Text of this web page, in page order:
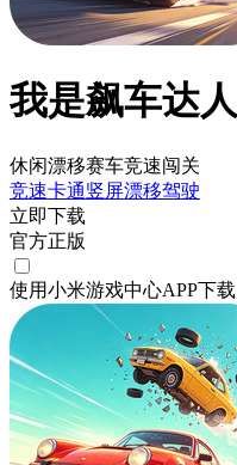
我是飙车达人
休闲漂移赛车竞速闯关
竞速卡通竖屏漂移驾驶
立即下载
官方正版
使用小米游戏中心APP下载